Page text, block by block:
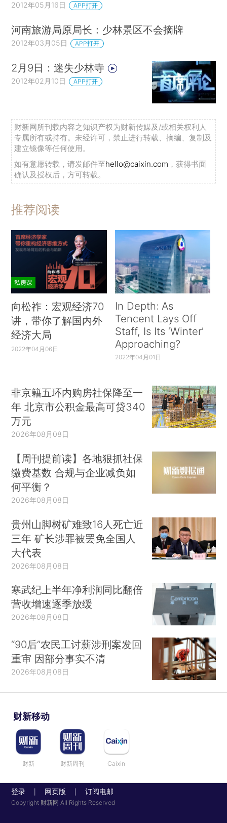
2012年05月16日 APP打开
河南旅游局原局长：少林景区不会摘牌
2012年03月05日 APP打开
2月9日：迷失少林寺
2012年02月10日 APP打开
财新网所刊载内容之知识产权为财新传媒及/或相关权利人
专属所有或持有。未经许可，禁止进行转载、摘编、复制及
建立镜像等任何使用。
如有意愿转载，请发邮件至hello@caixin.com ，获得书面
确认及授权后，方可转载。
推荐阅读
私房课
向松祚：宏观经济70
讲，带你了解国内外
经济大局
2022年04月06日
In Depth: As
Tencent Lays Off
Staff, Is Its ‘Winter’
Approaching?
2022年04月01日
非京籍五环内购房社保降至一
年 北京市公积金最高可贷340
万元
2026年08月08日
【周刊提前读】各地狠抓社保
缴费基数 合规与企业减负如
何平衡？
2026年08月08日
贵州山脚树矿难致16人死亡近
三年 矿长涉罪被罢免全国人
大代表
2026年08月08日
寒武纪上半年净利润同比翻倍
营收增速逐季放缓
2026年08月08日
“90后”农民工讨薪涉刑案发回
重审 因部分事实不清
2026年08月08日
财新移动
财新 财新周刊 Caixin
登录 网页版 订阅电邮
Copyright 财新网 All Rights Reserved